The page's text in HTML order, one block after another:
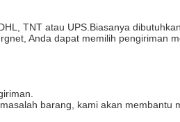
TNT atau UPS.Biasanya
Anda dapat memilih pengiriman
barang, kami akan membantu